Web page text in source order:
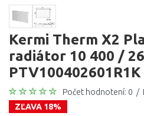
Kermi Therm X2
radiátor 10 400 /
PTV100402601R1K
Počet hodnotení: 0 /
ZĽAVA 18%